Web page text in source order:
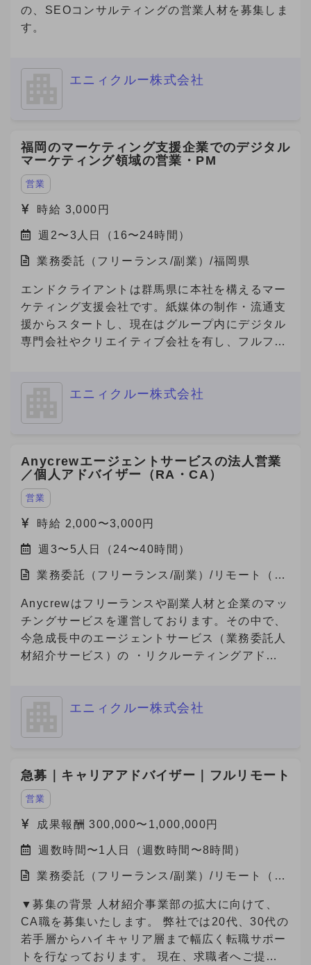
の、SEOコンサルティングの営業人材を募集しま
す。
エニィクルー株式会社
福岡のマーケティング支援企業でのデジタル
マーケティング領域の営業・PM
営業
時給 3,000円
週2〜3人日（16〜24時間）
業務委託（フリーランス/副業）/福岡県
エンドクライアントは群馬県に本社を構えるマー
ケティング支援会社です。紙媒体の制作・流通支
援からスタートし、現在はグループ内にデジタル
専門会社やクリエイティブ会社を有し、フルファ
ケティング領域の営業・提案・実行体制を確立す
されるポジションで、案件提案〜納品ディレクシ
ョンまで幅広く関与でき、事業責任者に近い裁量
を持つことができる案件です。
エニィクルー株式会社
Anycrewエージェントサービスの法人営業
／個人アドバイザー（RA・CA）
営業
時給 2,000〜3,000円
週3〜5人日（24〜40時間）
業務委託（フリーランス/副業）/リモート（在
Anycrewはフリーランスや副業人材と企業のマッ
チングサービスを運営しております。その中で、
今急成長中のエージェントサービス（業務委託人
材紹介サービス）の ・リクルーティングアドバ
を募集しております。
エニィクルー株式会社
急募｜キャリアアドバイザー｜フルリモート
営業
成果報酬 300,000〜1,000,000円
週数時間〜1人日（週数時間〜8時間）
業務委託（フリーランス/副業）/リモート（在
▼募集の背景 人材紹介事業部の拡大に向けて、
CA職を募集いたします。 弊社では20代、30代の
若手層からハイキャリア層まで幅広く転職サポー
トを行なっております。 現在、求職者へご提案